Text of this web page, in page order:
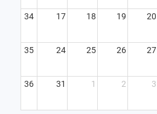
34 17 18 19 20
35 24 25 26 27
36 31 1 2 3